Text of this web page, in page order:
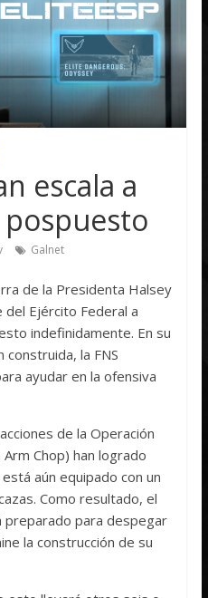
escala a
Galnet
de la Presidenta Halsey
del Ejército Federal a
indefinidamente. En su
construida, la FNS
ayudar en la ofensiva
de la Operación
Chop) han logrado
aún equipado con un
Como resultado, el
preparado para despegar
la construcción de su